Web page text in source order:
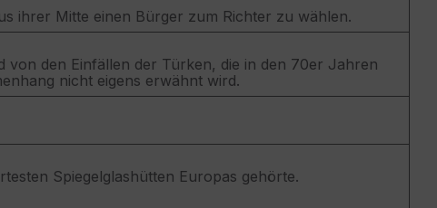
ihrer Mitte einen Bürger zum Richter zu wählen.
von den Einfällen der Türken, die in den 70er Jahren
nicht eigens erwähnt wird.
Spiegelglashütten Europas gehörte.